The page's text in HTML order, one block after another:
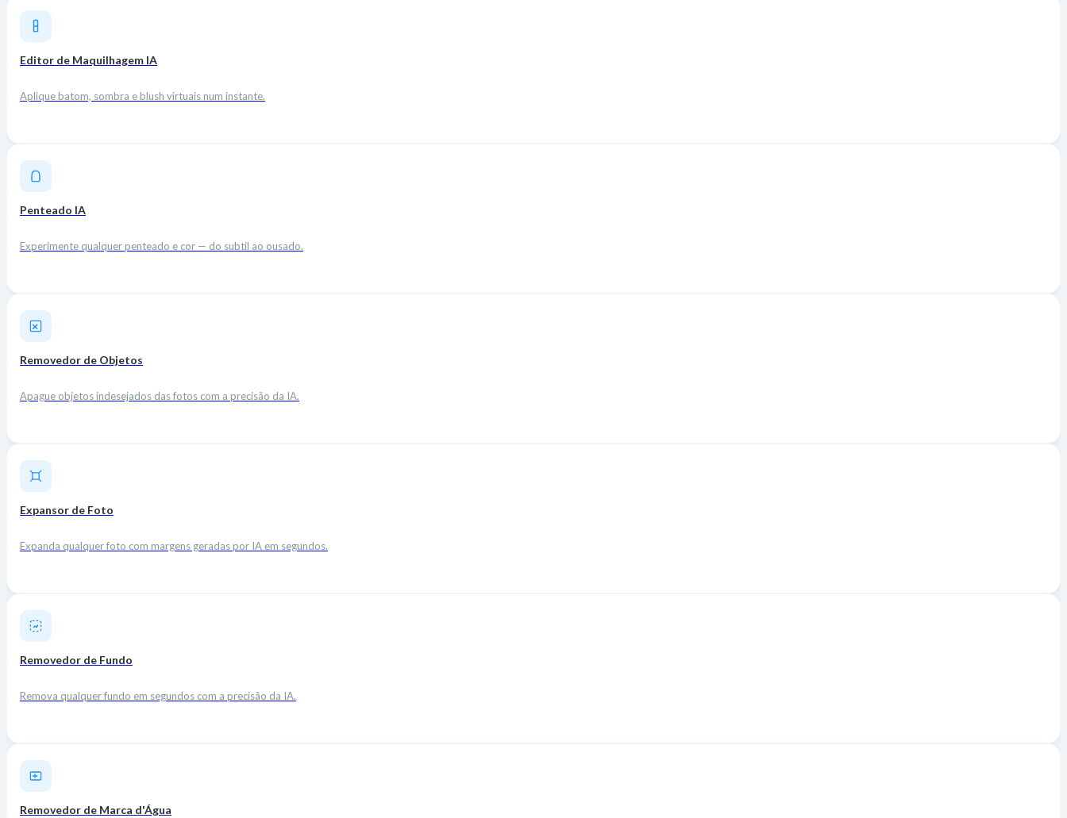
Editor de Maquilhagem IA
Aplique batom, sombra e blush virtuais num instante.
Penteado IA
Experimente qualquer penteado e cor — do subtil ao ousado.
Removedor de Objetos
Apague objetos indesejados das fotos com a precisão da IA.
Expansor de Foto
Expanda qualquer foto com margens geradas por IA em segundos.
Removedor de Fundo
Remova qualquer fundo em segundos com a precisão da IA.
Removedor de Marca d'Água